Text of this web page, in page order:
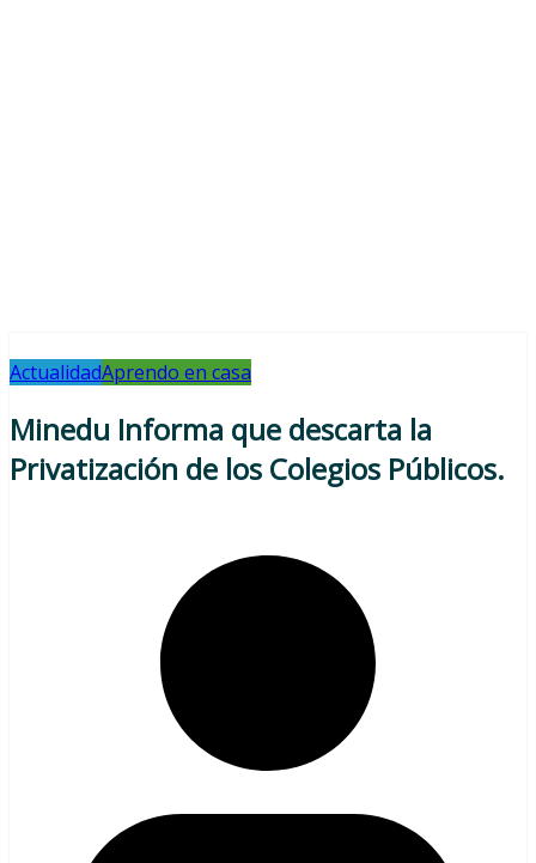
ActualidadAprendo en casa
Minedu Informa que descarta la
Privatización de los Colegios Públicos.